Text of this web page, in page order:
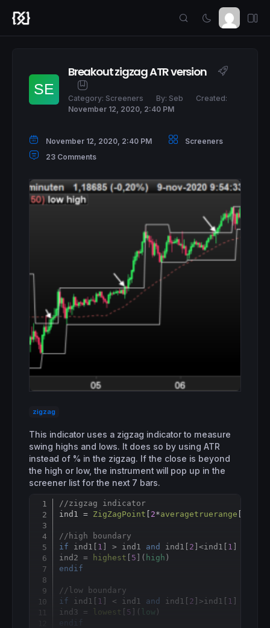
Breakout zigzag ATR version
Category: Screeners By: Seb
Created:
November 12, 2020, 2:40 PM
November 12, 2020, 2:40 PM
Screeners
23 Comments
zigzag
This indicator uses a zigzag indicator to measure
swing highs and lows. It does so by using ATR
instead of % in the zigzag. If the close is beyond
the high or low, the instrument will pop up in the
screener list for the next 7 bars.
//zigzag indicator
ind1 = ZigZagPoint 2*averagetruerange
//high boundary
if ind1[ 1 ] > ind1 and ind1[ 2 ]<ind1[ 1
ind2 =
highest 5 ]( high
endif
//low boundary
if ind1[ 1 ] < ind1 and ind1[ 2 ]>ind1[ 1
ind3 =
lowest 5 ]( low
endif